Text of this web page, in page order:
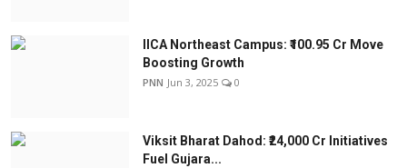
IICA Northeast Campus: ₹100.95 Cr Move
Boosting Growth
PNN Jun 3, 2025 0
Viksit Bharat Dahod: ₹24,000 Cr Initiatives
Fuel Gujara...